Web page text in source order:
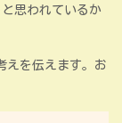
思われているか
えを伝えます。お